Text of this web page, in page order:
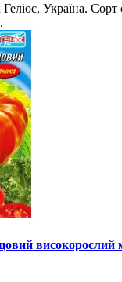
Україна. Сорт
високорослий